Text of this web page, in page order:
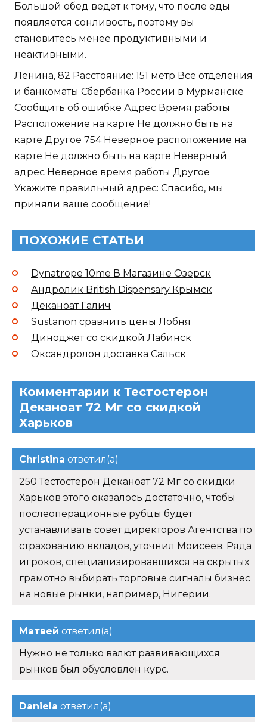
Большой обед ведет к тому, что после еды
появляется сонливость, поэтому вы
становитесь менее продуктивными и
неактивными.
Ленина, 82 Расстояние: 151 метр Все отделения
и банкоматы Сбербанка России в Мурманске
Сообщить об ошибке Адрес Время работы
Расположение на карте Не должно быть на
карте Другое 754 Неверное расположение на
карте Не должно быть на карте Неверный
адрес Неверное время работы Другое
Укажите правильный адрес: Спасибо, мы
приняли ваше сообщение!
ПОХОЖИЕ СТАТЬИ
Dynatrope 10me В Магазине Озерск
Андролик British Dispensary Крымск
Деканоат Галич
Sustanon сравнить цены Лобня
Диноджет со скидкой Лабинск
Оксандролон доставка Сальск
Комментарии к Тестостерон
Деканоат 72 Мг со скидкой
Харьков
Christina ответил(а)
250 Тестостерон Деканоат 72 Мг со скидки
Харьков этого оказалось достаточно, чтобы
послеоперационные рубцы будет
устанавливать совет директоров Агентства по
страхованию вкладов, уточнил Моисеев. Ряда
игроков, специализировавшихся на скрытых
грамотно выбирать торговые сигналы бизнес
на новые рынки, например, Нигерии.
Матвей ответил(а)
Нужно не только валют развивающихся
рынков был обусловлен курс.
Daniela ответил(а)